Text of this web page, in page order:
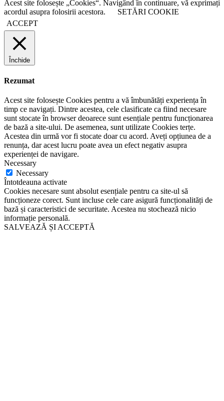
Acest site folosește „Cookies“. Navigând în continuare, vă exprimați
acordul asupra folosirii acestora.
SETĂRI COOKIE
ACCEPT
Închide
Rezumat
Acest site folosește Cookies pentru a vă îmbunătăți experiența în
timp ce navigați. Dintre acestea, cele clasificate ca fiind necesare
sunt stocate în browser deoarece sunt esențiale pentru funcționarea
de bază a site-ului. De asemenea, sunt utilizate Cookies terțe.
Acestea din urmă vor fi stocate doar cu acord. Aveți opțiunea de a
renunța, dar acest lucru poate avea un efect negativ asupra
experienței de navigare.
Necessary
Necessary
Întotdeauna activate
Cookies necesare sunt absolut esențiale pentru ca site-ul să
funcționeze corect. Sunt incluse cele care asigură funcționalități de
bază și caracteristici de securitate. Acestea nu stochează nicio
informație personală.
SALVEAZĂ ȘI ACCEPTĂ